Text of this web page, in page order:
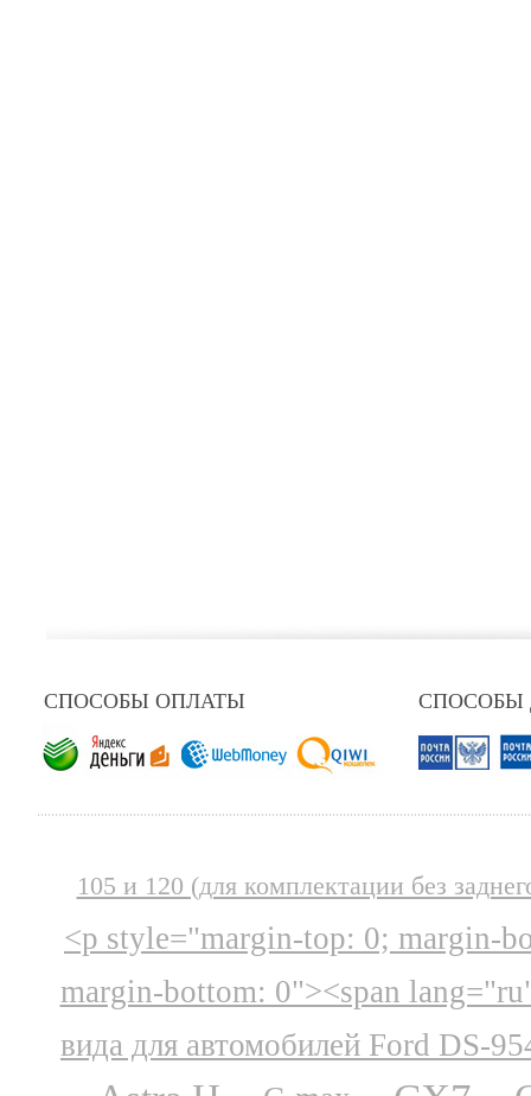
СПОСОБЫ ОПЛАТЫ СПОСОБЫ
105 и 120 (для комплектации без
<p style="margin-top: 0; margin-
margin-bottom: 0"><span
вида для автомобилей Ford DS-